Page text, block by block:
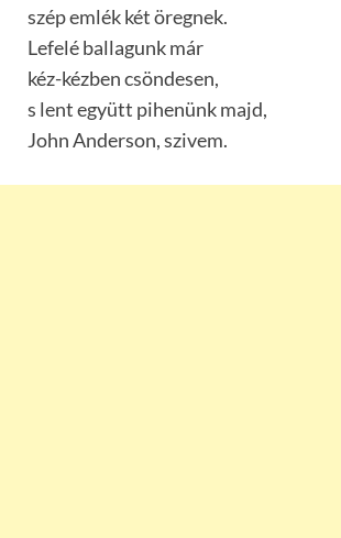
szép emlék két öregnek.
Lefelé ballagunk már
kéz-kézben csöndesen,
s lent együtt pihenünk majd,
John Anderson, szivem.